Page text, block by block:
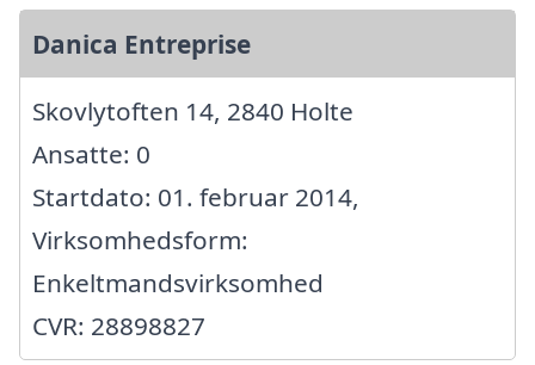
Danica Entreprise
Skovlytoften 14, 2840 Holte
Ansatte: 0
Startdato: 01. februar 2014,
Virksomhedsform:
Enkeltmandsvirksomhed
CVR: 28898827